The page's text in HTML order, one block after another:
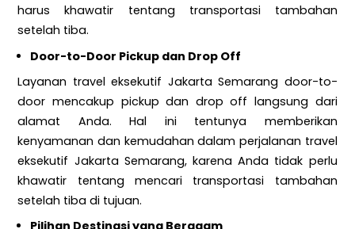
harus khawatir tentang transportasi tambahan
setelah tiba.
Door-to-Door Pickup dan Drop Off
Layanan travel eksekutif Jakarta Semarang door-to-
door mencakup pickup dan drop off langsung dari
alamat Anda. Hal ini tentunya memberikan
kenyamanan dan kemudahan dalam perjalanan travel
eksekutif Jakarta Semarang, karena Anda tidak perlu
khawatir tentang mencari transportasi tambahan
setelah tiba di tujuan.